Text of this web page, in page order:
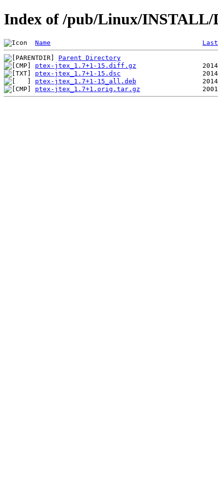
Index of /pub/Linux/INSTALL/
Name
Parent Directory
ptex-jtex_1.7+1-15.diff.gz
ptex-jtex_1.7+1-15.dsc
ptex-jtex_1.7+1-15_all.deb
ptex-jtex_1.7+1.orig.tar.gz